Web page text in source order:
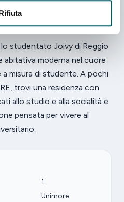
a Reggio
studentato Joivy di Reggio
abitativa moderna nel cuore
misura di studente. A pochi
trovi una residenza con
allo studio e alla socialità e
pensata per vivere al
1
Unimore